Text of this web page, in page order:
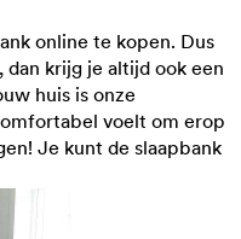
online te kopen. Dus
dan krijg je altijd ook een
huis is onze
voelt om erop
Je kunt de slaapbank